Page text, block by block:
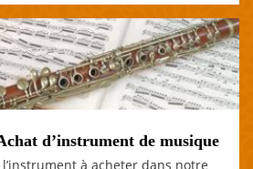
d’instrument de musique
à acheter dans notre